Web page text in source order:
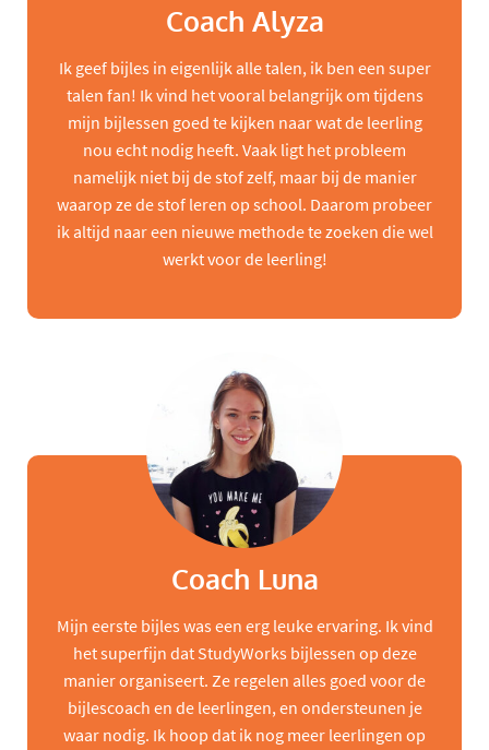
Coach Alyza
Ik geef bijles in eigenlijk alle talen, ik ben een super
talen fan! Ik vind het vooral belangrijk om tijdens
mijn bijlessen goed te kijken naar wat de leerling
nou echt nodig heeft. Vaak ligt het probleem
namelijk niet bij de stof zelf, maar bij de manier
waarop ze de stof leren op school. Daarom probeer
ik altijd naar een nieuwe methode te zoeken die wel
werkt voor de leerling!
Coach Luna
Mijn eerste bijles was een erg leuke ervaring. Ik vind
het superfijn dat StudyWorks bijlessen op deze
manier organiseert. Ze regelen alles goed voor de
bijlescoach en de leerlingen, en ondersteunen je
waar nodig. Ik hoop dat ik nog meer leerlingen op